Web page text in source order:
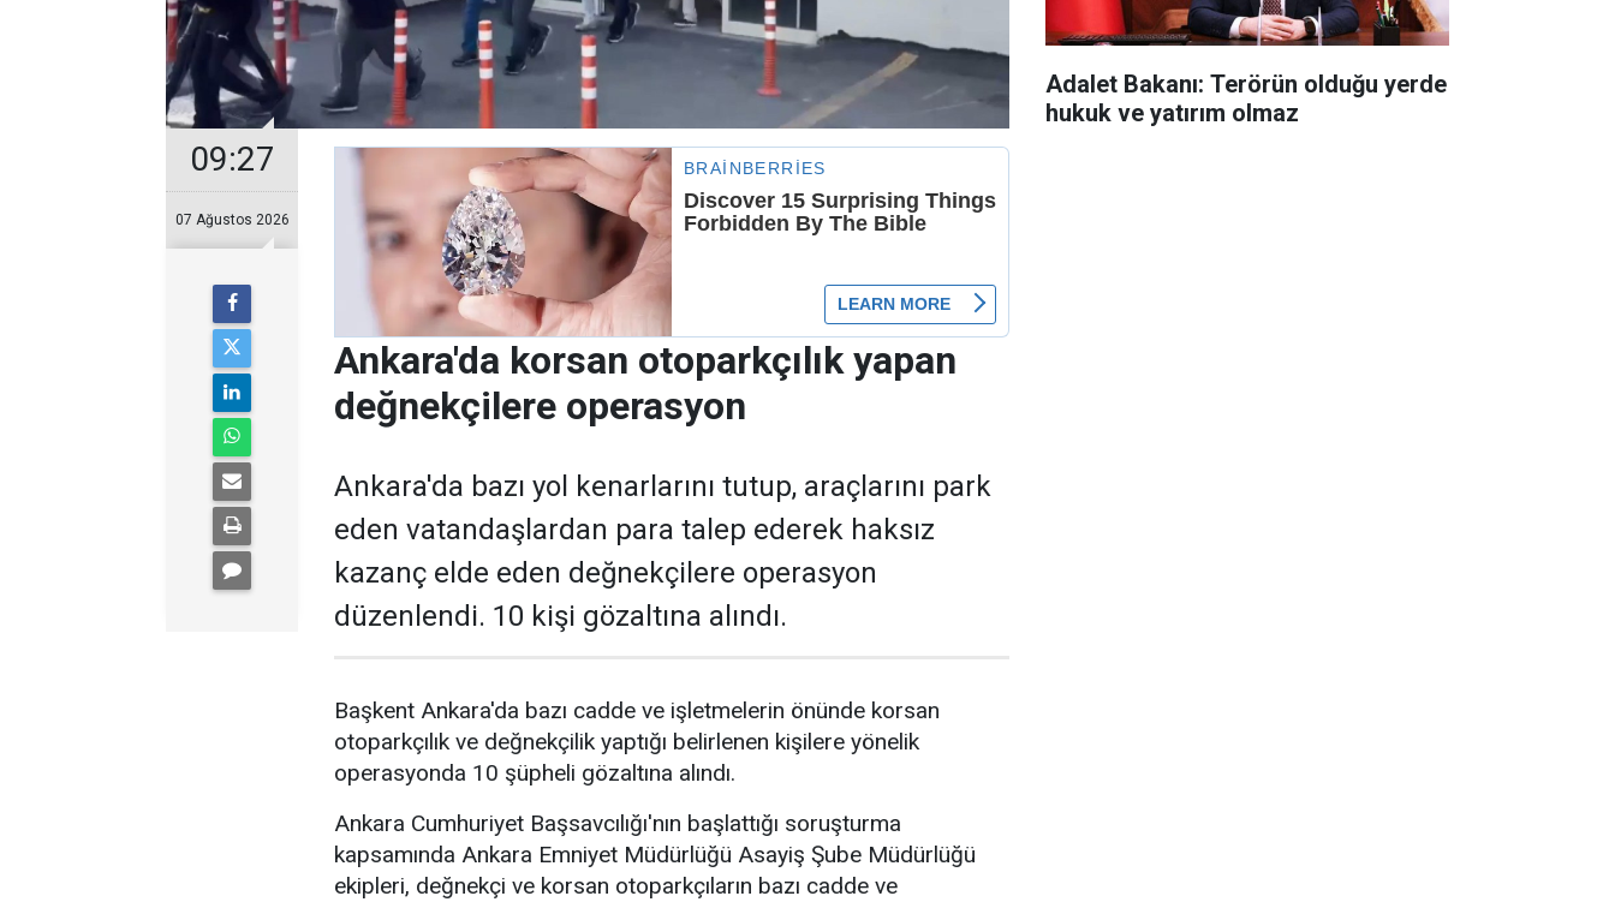
09:27
07 Ağustos 2026
Ankara'da korsan otoparkçılık yapan
değnekçilere operasyon
Ankara'da bazı yol kenarlarını tutup, araçlarını park
eden vatandaşlardan para talep ederek haksız
kazanç elde eden değnekçilere operasyon
düzenlendi. 10 kişi gözaltına alındı.
Başkent Ankara'da bazı cadde ve işletmelerin önünde korsan
otoparkçılık ve değnekçilik yaptığı belirlenen kişilere yönelik
operasyonda 10 şüpheli gözaltına alındı.
Ankara Cumhuriyet Başsavcılığı'nın başlattığı soruşturma
kapsamında Ankara Emniyet Müdürlüğü Asayiş Şube Müdürlüğü
ekipleri, değnekçi ve korsan otoparkçıların bazı cadde ve
Adalet Bakanı: Terörün olduğu yerde
hukuk ve yatırım olmaz